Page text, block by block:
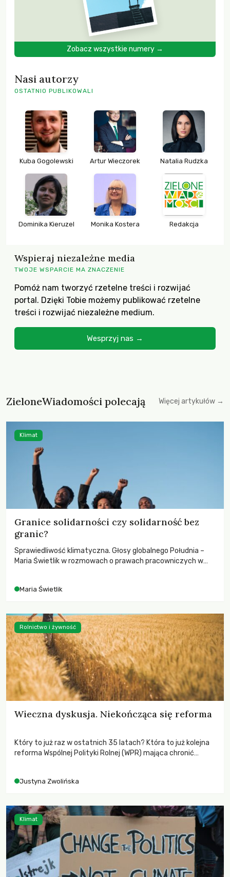
Zobacz wszystkie numery →
Nasi autorzy
OSTATNIO PUBLIKOWALI
Kuba Gogolewski Artur Wieczorek Natalia Rudzka
Dominika Kieruzel Monika Kostera Redakcja
Wspieraj niezależne media
TWOJE WSPARCIE MA ZNACZENIE
Pomóż nam tworzyć rzetelne treści i rozwijać
portal. Dzięki Tobie możemy publikować rzetelne
treści i rozwijać niezależne medium.
Wesprzyj nas →
ZieloneWiadomości polecają Więcej artykułów →
Granice solidarności czy solidarność bez
granic?
Sprawiedliwość klimatyczna. Głosy globalnego Południa –
Maria Świetlik w rozmowach o prawach pracowniczych w
Maria Świetlik
Klimat
Wieczna dyskusja. Niekończąca się reforma
Który to już raz w ostatnich 35 latach? Która to już kolejna
reforma Wspólnej Polityki Rolnej (WPR) mająca chronić
Justyna Zwolińska
Rolnictwo i żywność
Klimat